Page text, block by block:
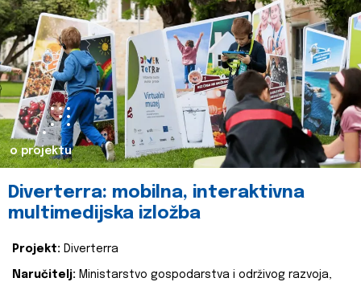
o projektu
Diverterra: mobilna, interaktivna
multimedijska izložba
Projekt: Diverterra
Naručitelj: Ministarstvo gospodarstva i održivog razvoja,